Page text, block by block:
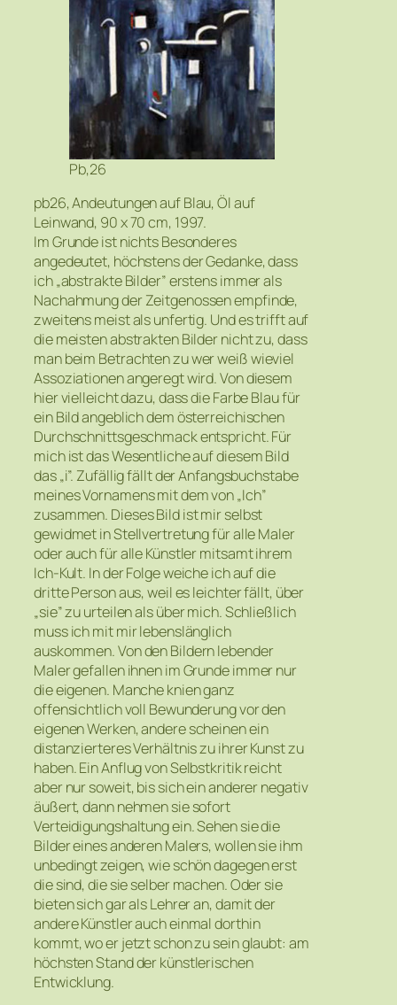
Pb,26
pb26, Andeutungen auf Blau, Öl auf
Leinwand, 90 x 70 cm, 1997.
Im Grunde ist nichts Besonderes
angedeutet, höchstens der Gedanke, dass
ich „abstrakte Bilder” erstens immer als
Nachahmung der Zeitgenossen empfinde,
zweitens meist als unfertig. Und es trifft auf
die meisten abstrakten Bilder nicht zu, dass
man beim Betrachten zu wer weiß wieviel
Assoziationen angeregt wird. Von diesem
hier vielleicht dazu, dass die Farbe Blau für
ein Bild angeblich dem österreichischen
Durchschnittsgeschmack entspricht. Für
mich ist das Wesentliche auf diesem Bild
das „i”. Zufällig fällt der Anfangsbuchstabe
meines Vornamens mit dem von „Ich”
zusammen. Dieses Bild ist mir selbst
gewidmet in Stellvertretung für alle Maler
oder auch für alle Künstler mitsamt ihrem
Ich-Kult. In der Folge weiche ich auf die
dritte Person aus, weil es leichter fällt, über
„sie” zu urteilen als über mich. Schließlich
muss ich mit mir lebenslänglich
auskommen. Von den Bildern lebender
Maler gefallen ihnen im Grunde immer nur
die eigenen. Manche knien ganz
offensichtlich voll Bewunderung vor den
eigenen Werken, andere scheinen ein
distanzierteres Verhältnis zu ihrer Kunst zu
haben. Ein Anflug von Selbstkritik reicht
aber nur soweit, bis sich ein anderer negativ
äußert, dann nehmen sie sofort
Verteidigungshaltung ein. Sehen sie die
Bilder eines anderen Malers, wollen sie ihm
unbedingt zeigen, wie schön dagegen erst
die sind, die sie selber machen. Oder sie
bieten sich gar als Lehrer an, damit der
andere Künstler auch einmal dorthin
kommt, wo er jetzt schon zu sein glaubt: am
höchsten Stand der künstlerischen
Entwicklung.